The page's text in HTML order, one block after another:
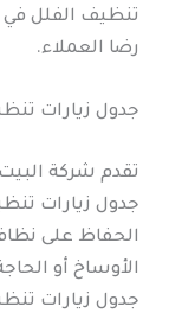
تنظيف الفلل
رضا العملاء.
جدول زيارات
تقدم شركة
جدول زيارات
الحفاظ على
الأوساخ أو
جدول زيارات